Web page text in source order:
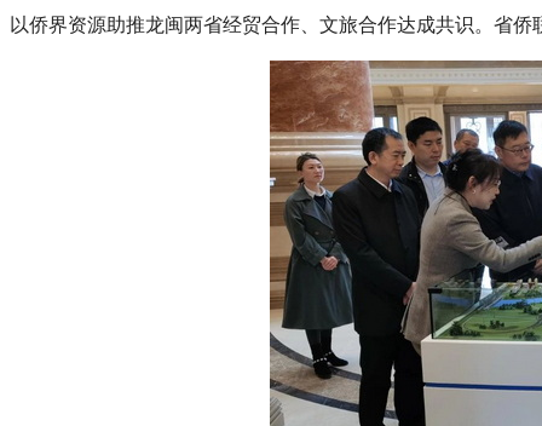
以侨界资源助推龙闽两省经贸合作、文旅合作达成共识。省